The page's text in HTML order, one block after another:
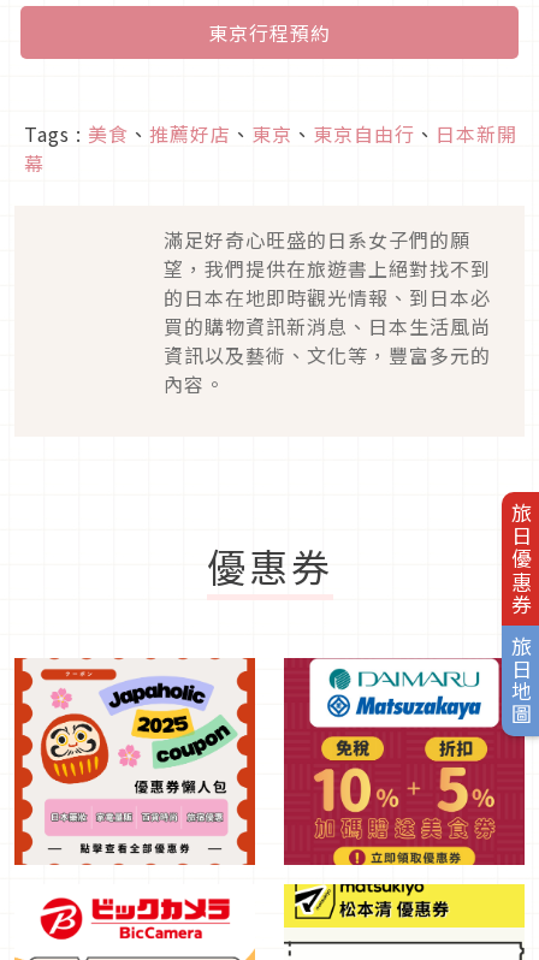
旅日優惠券
旅日地圖
東京行程預約
Tags : 美食 、 推薦好店 、 東京 、 東京自由行 、 日本新開
幕
滿足好奇心旺盛的日系女子們的願
望，我們提供在旅遊書上絕對找不到
的日本在地即時觀光情報、到日本必
買的購物資訊新消息、日本生活風尚
資訊以及藝術、文化等，豐富多元的
內容。
優惠券